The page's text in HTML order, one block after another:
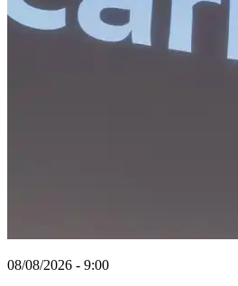
08/08/2026 - 9:00